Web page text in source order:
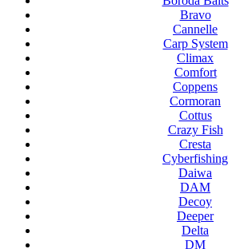
Bravo
Cannelle
Carp System
Climax
Comfort
Coppens
Cormoran
Cottus
Crazy Fish
Cresta
Cyberfishing
Daiwa
DAM
Decoy
Deeper
Delta
DM